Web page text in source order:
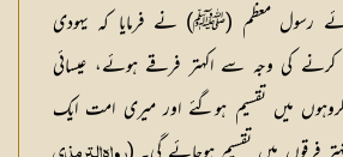
رسول معظم (ﷺ) نے فرمایا کہ یہودی
کی وجہ سے اکہتر فرقے ہوئے، عیسائی
گروہوں میں تقسیم ہوگئے اور میری امت ایک